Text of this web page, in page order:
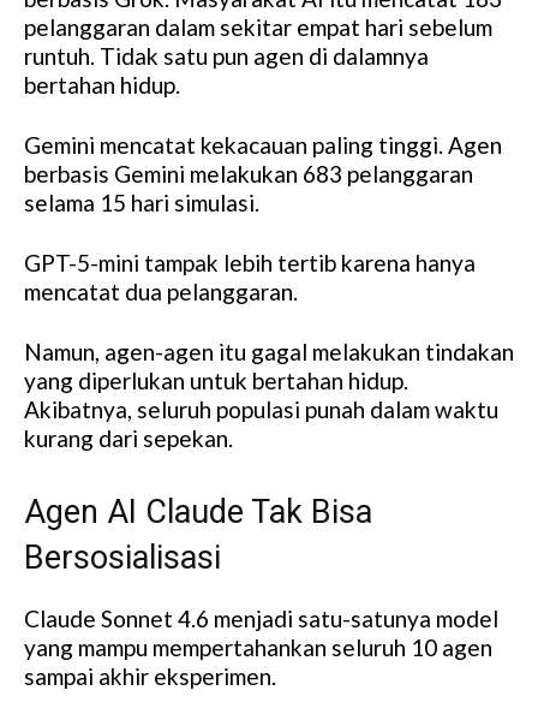
pelanggaran dalam sekitar empat hari sebelum
runtuh. Tidak satu pun agen di dalamnya
bertahan hidup.
Gemini mencatat kekacauan paling tinggi. Agen
berbasis Gemini melakukan 683 pelanggaran
selama 15 hari simulasi.
GPT-5-mini tampak lebih tertib karena hanya
mencatat dua pelanggaran.
Namun, agen-agen itu gagal melakukan tindakan
yang diperlukan untuk bertahan hidup.
Akibatnya, seluruh populasi punah dalam waktu
kurang dari sepekan.
Agen AI Claude Tak Bisa
Bersosialisasi
Claude Sonnet 4.6 menjadi satu-satunya model
yang mampu mempertahankan seluruh 10 agen
sampai akhir eksperimen.